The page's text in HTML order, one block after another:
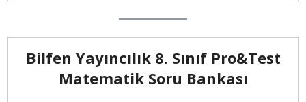
Bilfen Yayıncılık 8. Sınıf Pro&Test
Matematik Soru Bankası